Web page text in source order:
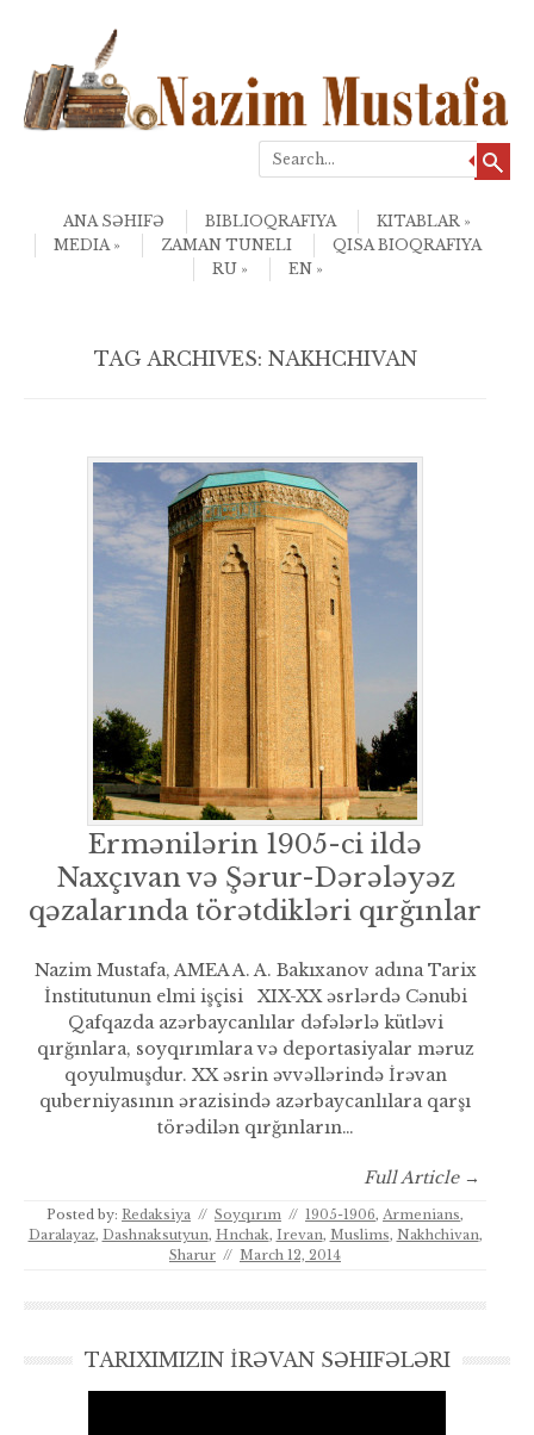
Search
Menu
ANA SƏHIFƏ BIBLIOQRAFIYA
KITABLAR
MEDIA
ZAMAN TUNELI
QISA BIOQRAFIYA
RU
EN
TAG ARCHIVES: NAKHCHIVAN
Ermənilərin 1905-ci ildə
Naxçıvan və Şərur-Dərələyəz
qəzalarında törətdikləri qırğınlar
Nazim Mustafa, AMEA A. A. Bakıxanov adına Tarix
İnstitutunun elmi işçisi XIX-XX əsrlərdə Cənubi
Qafqazda azərbaycanlılar dəfələrlə kütləvi
qırğınlara, soyqırımlara və deportasiyalar məruz
qoyulmuşdur. XX əsrin əvvəllərində İrəvan
quberniyasının ərazisində azərbaycanlılara qarşı
törədilən qırğınların…
Full Article →
Posted by: Redaksiya // Soyqırım // 1905-1906, Armenians,
Daralayaz, Dashnaksutyun, Hnchak, Irevan, Muslims, Nakhchivan,
Sharur // March 12, 2014
TARIXIMIZIN İRƏVAN SƏHIFƏLƏRI